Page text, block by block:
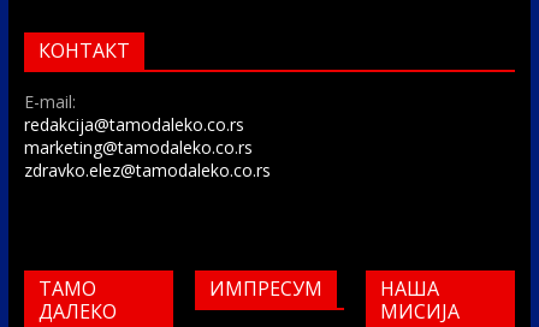
КОНТАКТ
E-mail:
redakcija@tamodaleko.co.rs
marketing@tamodaleko.co.rs
zdravko.elez@tamodaleko.co.rs
ТАМО
ДАЛЕКО
ИМПРЕСУМ
НАША
МИСИЈА